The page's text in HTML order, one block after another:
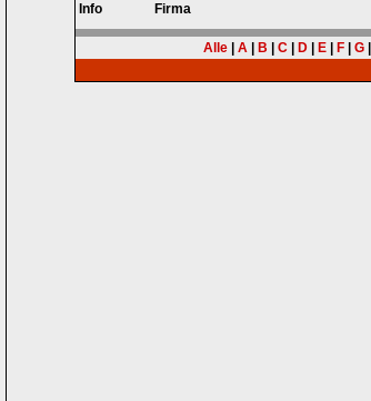
Info
Firma
Alle| A| B C| D| E| F| G|